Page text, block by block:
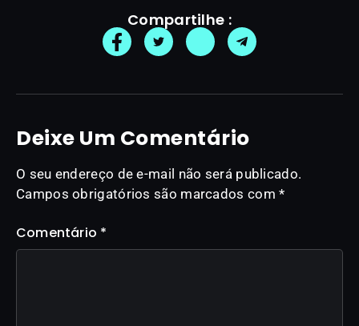
Compartilhe :
Deixe Um Comentário
O seu endereço de e-mail não será publicado.
Campos obrigatórios são marcados com*
Comentário *